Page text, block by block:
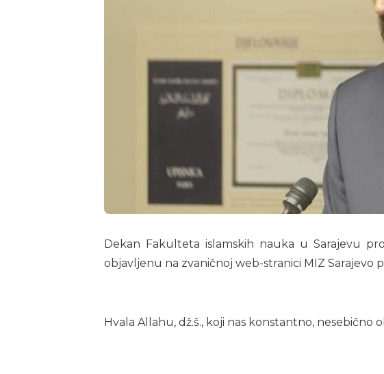
Dekan Fakulteta islamskih nauka u Sarajevu
objavljenu na zvaničnoj web-stranici MIZ Sarajevo
Hvala Allahu, dž.š., koji nas konstantno, nesebično